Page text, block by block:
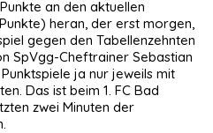
an den aktuellen
heran, der erst morgen,
gegen den Tabellenzehnten
SpVgg-Cheftrainer Sebastian
ja nur jeweils mit
Das ist beim 1. FC Bad
zwei Minuten der